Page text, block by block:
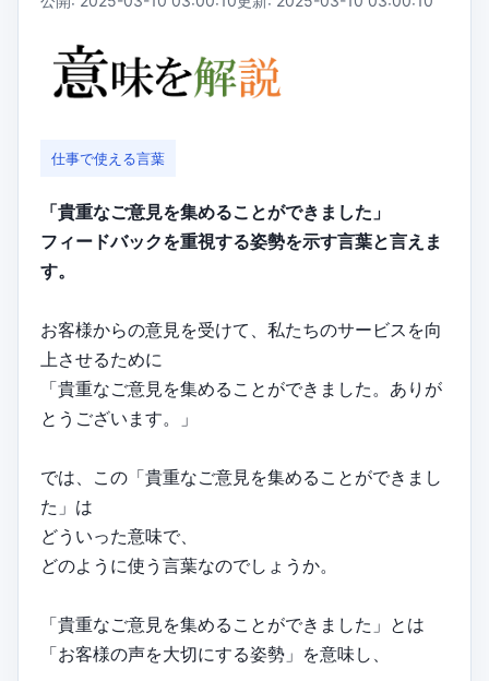
仕事で使える言葉
「貴重なご意見を集めることができました」
フィードバックを重視する姿勢を示す言葉と言えま
す。
お客様からの意見を受けて、私たちのサービスを向
上させるために
「貴重なご意見を集めることができました。ありが
とうございます。」
では、この「貴重なご意見を集めることができまし
た」は
どういった意味で、
どのように使う言葉なのでしょうか。
「貴重なご意見を集めることができました」とは
「お客様の声を大切にする姿勢」を意味し、